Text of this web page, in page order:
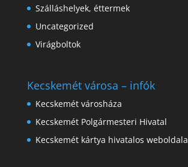
Szálláshelyek, éttermek
Uncategorized
Virágboltok
Kecskemét városa – infók
Kecskemét városháza
Kecskemét Polgármesteri Hivatal
Kecskemét kártya hivatalos weboldala